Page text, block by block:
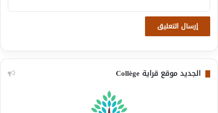
الجديد موقع قراية Collège